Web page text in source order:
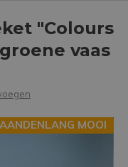
"Colours
vaas
MOOI